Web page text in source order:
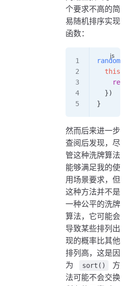
自定义滑动窗口滑块
个要求不高的简
易随机排序实现
函数：
  this
  })
}
然而后来进一步
查阅后发现，尽
管这种洗牌算法
能够满足我的使
用场景要求，但
这种方法并不是
一种公平的洗牌
算法，它可能会
导致某些排列出
现的概率比其他
排列高，这是因
为
sort()
方
法可能不会交换